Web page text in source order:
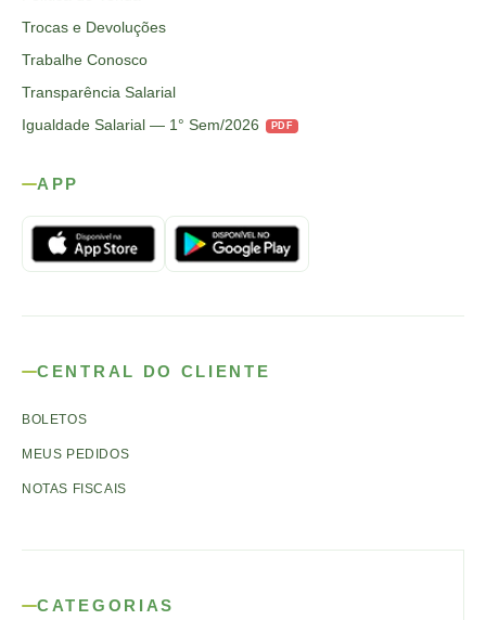
Trocas e Devoluções
Trabalhe Conosco
Transparência Salarial
Igualdade Salarial — 1° Sem/2026
PDF
APP
CENTRAL DO CLIENTE
BOLETOS
MEUS PEDIDOS
NOTAS FISCAIS
CATEGORIAS